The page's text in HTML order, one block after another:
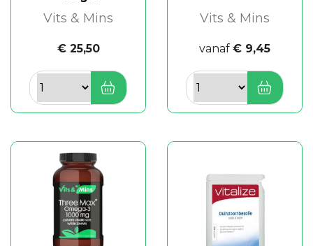
Vits & Mins
€ 25,50
Vits & Mins
vanaf € 9,45